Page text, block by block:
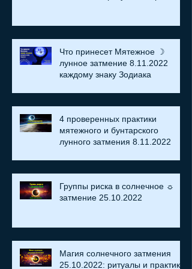
Что принесет Мятежное ☽
лунное затмение 8.11.2022
каждому знаку Зодиака
4 проверенных практики
мятежного и бунтарского
лунного затмения 8.11.2022
Группы риска в солнечное ☼
затмение​ 25.10.2022
Магия солнечного затмения
25.10.2022: ритуалы и практики